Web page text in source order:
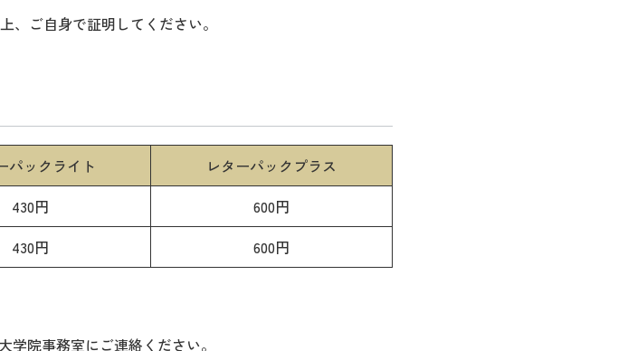
ご自身で証明してください。
パックライト
レターパックプラス
430円
600円
430円 600円
院事務室にご連絡ください。